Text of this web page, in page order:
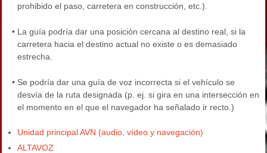
prohibido el paso, carretera en construcción, etc.).
• La guía podría dar una posición cercana al destino real, si la
carretera hacia el destino actual no existe o es demasiado
estrecha.
• Se podría dar una guía de voz incorrecta si el vehículo se
desvía de la ruta designada (p. ej. si gira en una intersección en
el momento en el que el navegador ha señalado ir recto.)
Unidad principal AVN (audio, vídeo y navegación)
ALTAVOZ